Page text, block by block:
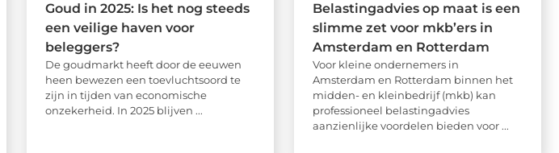
Goud in 2025: Is het nog steeds
een veilige haven voor
beleggers?
De goudmarkt heeft door de eeuwen
heen bewezen een toevluchtsoord te
zijn in tijden van economische
onzekerheid. In 2025 blijven ...
Belastingadvies op maat is een
slimme zet voor mkb’ers in
Amsterdam en Rotterdam
Voor kleine ondernemers in
Amsterdam en Rotterdam binnen het
midden- en kleinbedrijf (mkb) kan
professioneel belastingadvies
aanzienlijke voordelen bieden voor ...